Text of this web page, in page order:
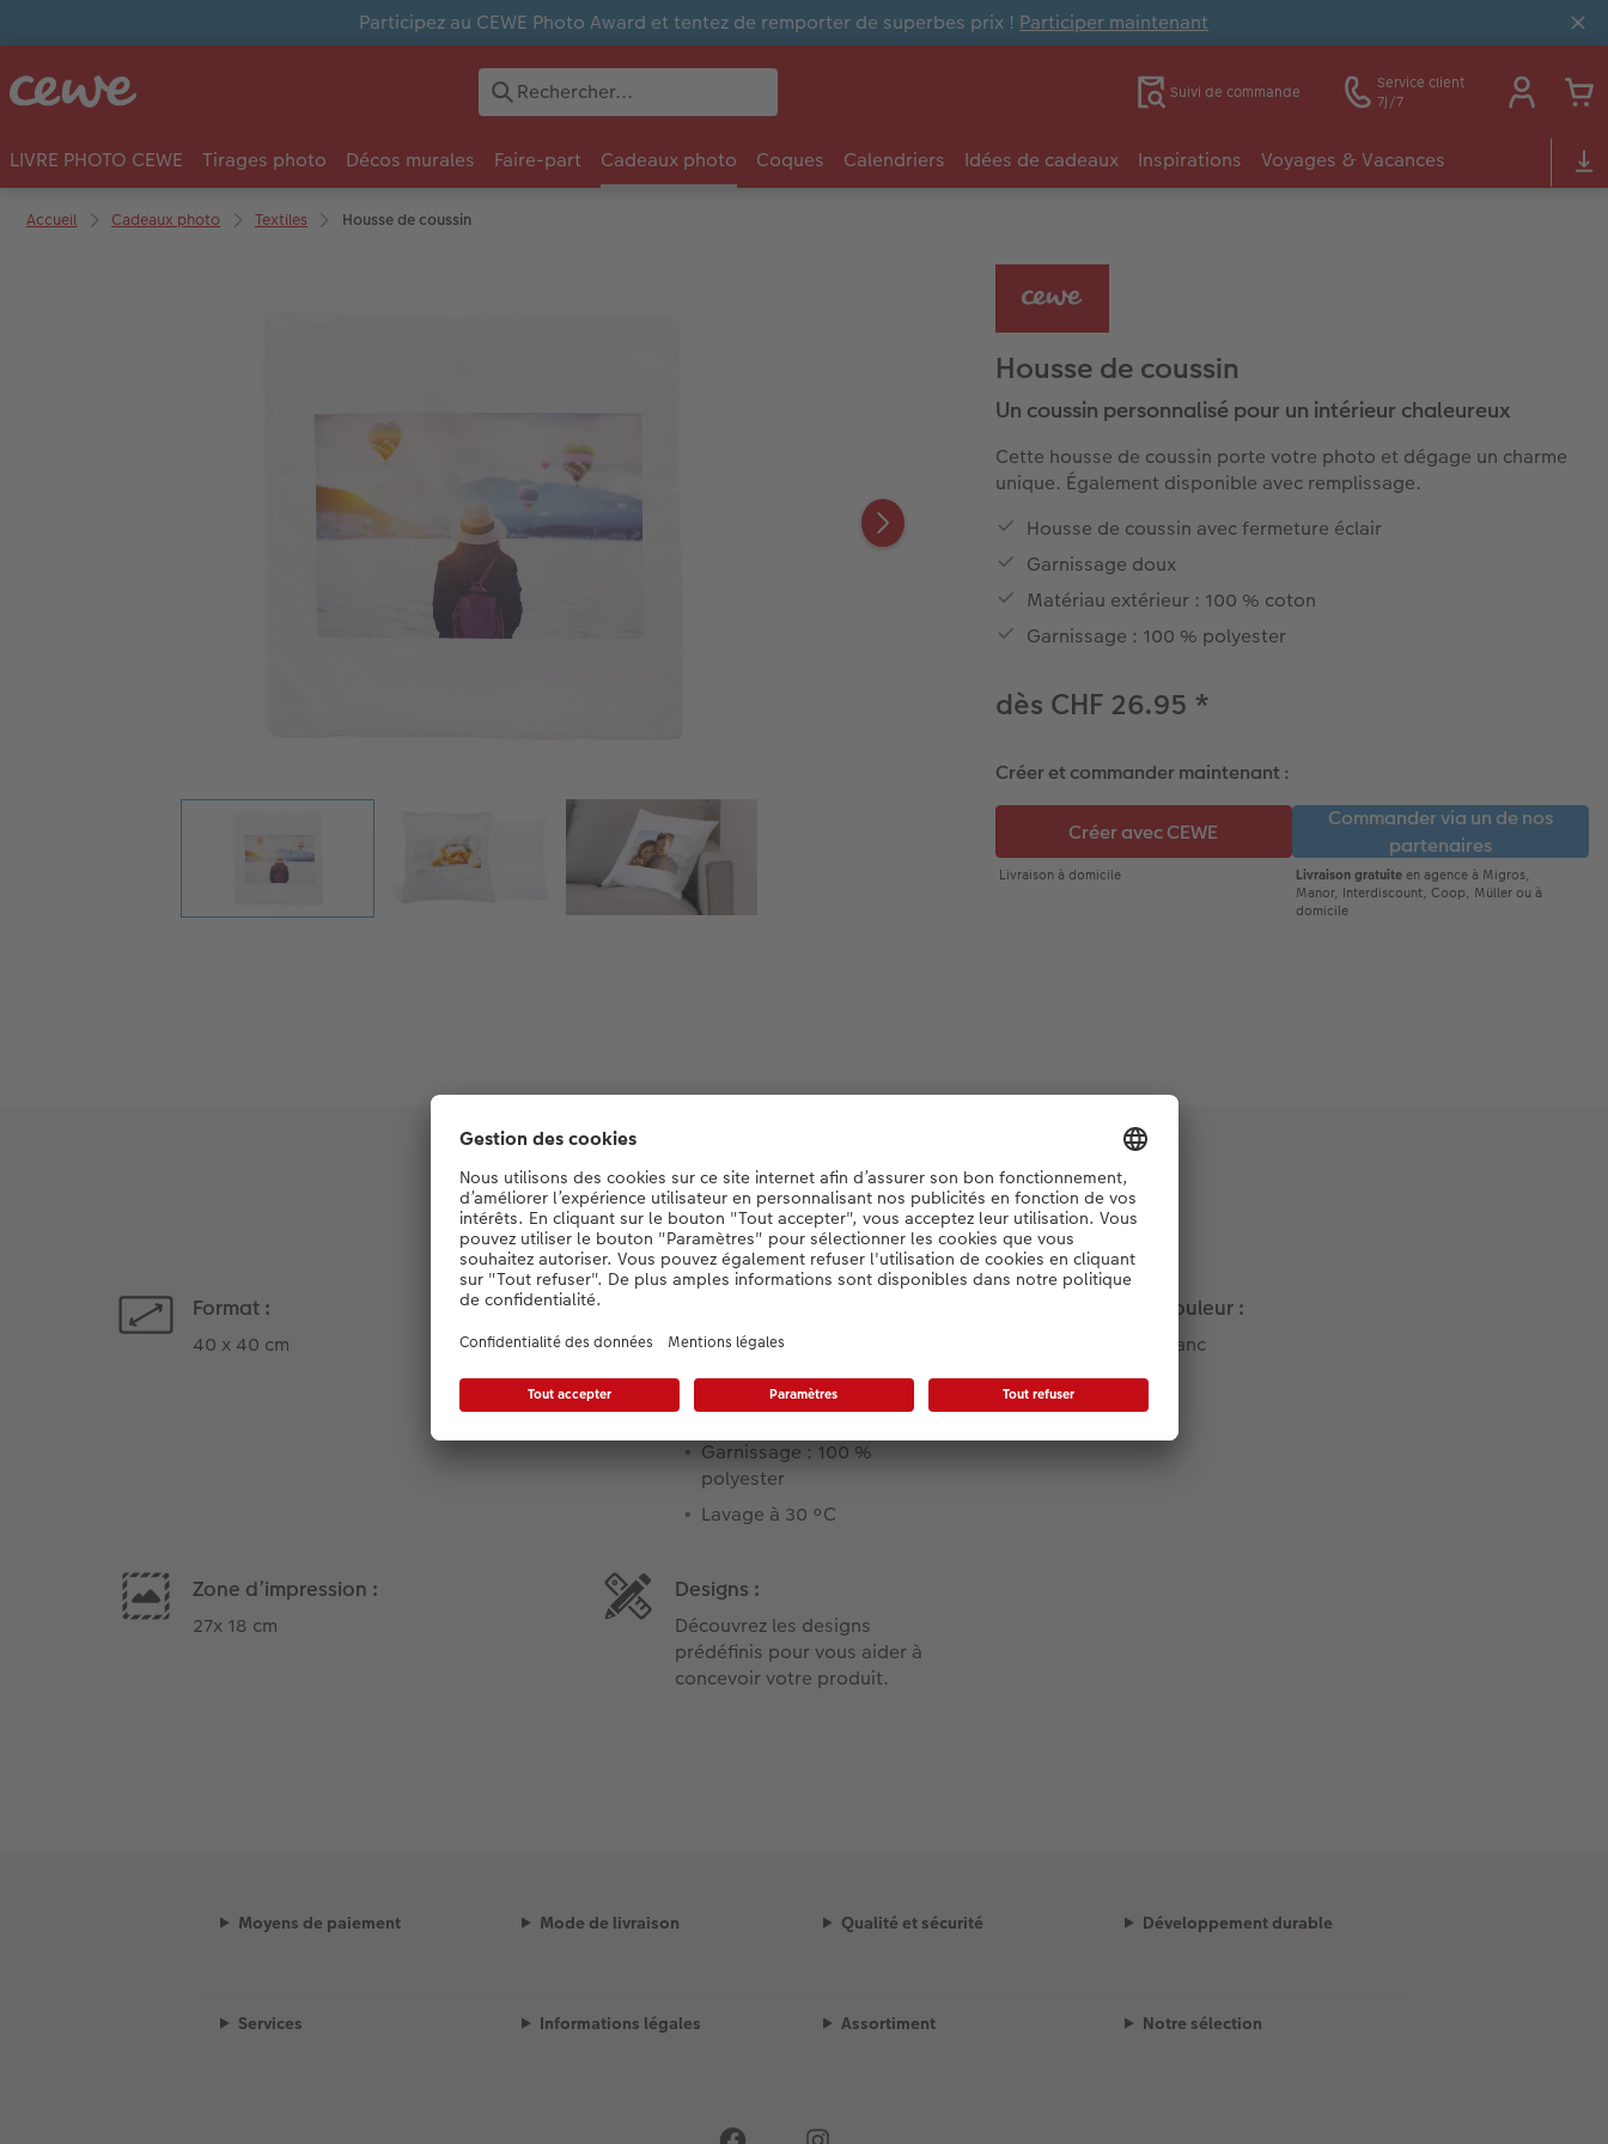
Participez au CEWE Photo Award et tentez de remporter de superbes prix ! Participer maintenant
Suivi de commande
Service client
7j/7
LIVRE PHOTO CEWE Tirages photo Décos murales Faire-part Cadeaux photo Coques Calendriers Idées de cadeaux Inspirations Voyages & Vacances
Accueil Cadeaux photo Textiles Housse de coussin
Housse de coussin
Un coussin personnalisé pour un intérieur chaleureux
Cette housse de coussin porte votre photo et dégage un charme
unique. Également disponible avec remplissage.
Housse de coussin avec fermeture éclair
Garnissage doux
Matériau extérieur : 100 % coton
Garnissage : 100 % polyester
dès CHF 26.95 *
Créer et commander maintenant :
Détails du produit
Format :
40 x 40 cm
Housse de coussin avec
fermeture éclair
Extérieur : 100 % coton
Garnissage : 100 %
polyester
Lavage à 30 °C
Couleur :
Blanc
Zone d’impression :
27x 18 cm
Designs :
Découvrez les designs
prédéfinis pour vous aider à
concevoir votre produit.
Moyens de paiement Mode de livraison Qualité et sécurité Développement durable
Services Informations légales Assortiment Notre sélection